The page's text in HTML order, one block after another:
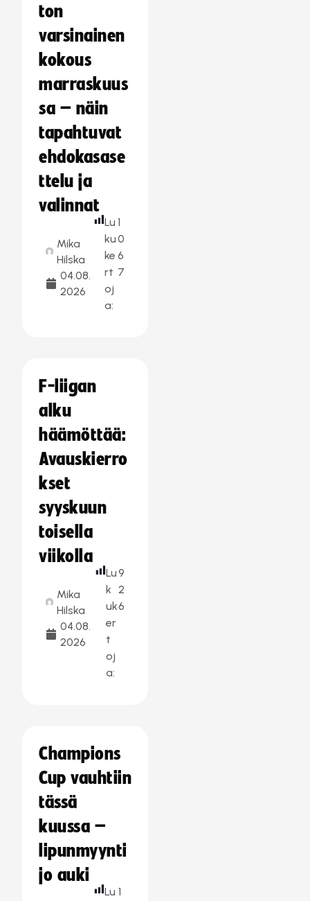
ton
varsinainen
kokous
marraskuus
sa – näin
tapahtuvat
ehdokasase
ttelu ja
valinnat
Mika
Hilska
04.08.
2026
Lu
ku
ke
rt
oj
a:
1
0
6
7
F-liigan
alku
häämöttää:
Avauskierro
kset
syyskuun
toisella
viikolla
Mika
Hilska
04.08.
2026
Lu
k
uk
er
t
oj
a:
9
2
6
Champions
Cup vauhtiin
tässä
kuussa –
lipunmyynti
jo auki
Lu 1